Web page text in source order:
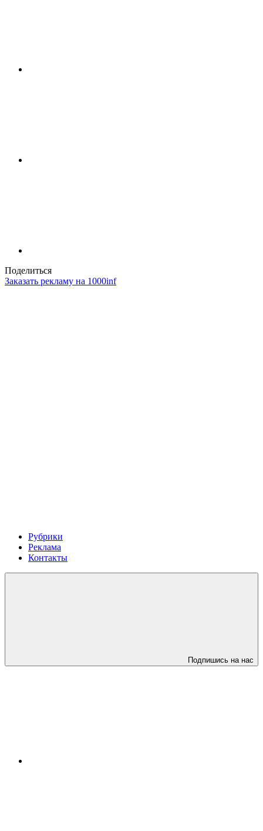
Поделиться
Заказать рекламу на 1000inf
Рубрики
Реклама
Контакты
Подпишись на нас